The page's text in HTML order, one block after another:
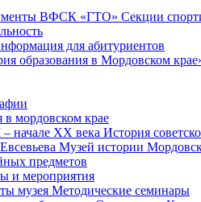
ВФСК «ГТО» Секции
для абитуриентов
образования в Мордовском
в мордовском крае
начале XX века История
Музей истории
предметов
и мероприятия
музея Методические семинары